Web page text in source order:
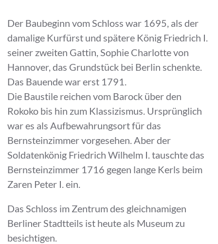
Der Baubeginn vom Schloss war 1695, als der
damalige Kurfürst und spätere König Friedrich I.
seiner zweiten Gattin, Sophie Charlotte von
Hannover, das Grundstück bei Berlin schenkte.
Das Bauende war erst 1791.
Die Baustile reichen vom Barock über den
Rokoko bis hin zum Klassizismus. Ursprünglich
war es als Aufbewahrungsort für das
Bernsteinzimmer vorgesehen. Aber der
Soldatenkönig Friedrich Wilhelm I. tauschte das
Bernsteinzimmer 1716 gegen lange Kerls beim
Zaren Peter I. ein.
Das Schloss im Zentrum des gleichnamigen
Berliner Stadtteils ist heute als Museum zu
besichtigen.